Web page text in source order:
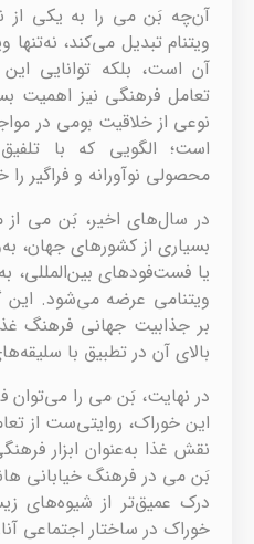
آن‌چه بَن می را به یکی از
ویتنام تبدیل می‌کند،
آن است، بلکه توانایی
تعامل فرهنگی نیز اهمیت
نوعی از خلاقیت بومی در
است؛ الگویی که با
محصولی نوآورانه و فراگیر
در سال‌های اخیر، بَن می از
بسیاری از کشورهای جهان،
یا فست‌فودهای بین‌المللی،
ویتنامی عرضه می‌شود.
بر جذابیت جهانی فرهنگ
بالای آن در تطبیق با
در نهایت، بَن می را می‌توان
این خوراک، روایتی‌ست از
نقش غذا به‌عنوان ابزار
بَن می در فرهنگ خیابانی
درک عمیق‌تر از شیوه‌های
خوراک در ساختار اجتماعی